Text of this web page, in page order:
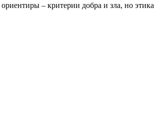
– критерии добра и зла, но этика